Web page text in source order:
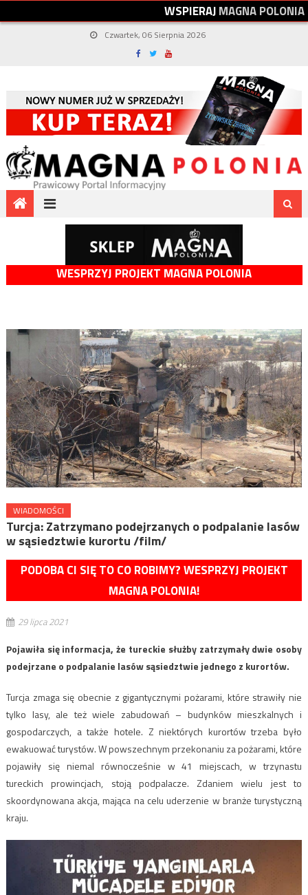
WSPIERAJMAGNAPOLONIA
Czwartek, 06 Sierpnia 2026
WESPRZYJ PROJEKT MAGNA POLONIA
WIADOMOŚCI
Turcja: Zatrzymano podejrzanych o podpalanie lasów
w sąsiedztwie kurortu /film/
PODOBA CI SIĘ TO CO ROBIMY? WESPRZYJ PROJEKT
MAGNA POLONIA!
29 lipca 2021
Pojawiła się informacja, że tureckie służby zatrzymały dwie osoby
podejrzane o podpalanie lasów sąsiedztwie jednego z kurortów.
Turcja zmaga się obecnie z gigantycznymi pożarami, które strawiły nie
tylko lasy, ale też wiele zabudowań – budynków mieszkalnych i
gospodarczych, a także hotele. Z niektórych kurortów trzeba było
ewakuować turystów. W powszechnym przekonaniu za pożarami, które
pojawiły się niemal równocześnie w 41 miejscach, w trzynastu
tureckich prowincjach, stoją podpalacze. Zdaniem wielu jest to
skoordynowana akcja, mająca na celu uderzenie w branże turystyczną
kraju.